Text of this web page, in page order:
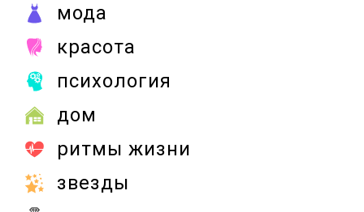
мода
красота
психология
дом
ритмы жизни
звезды